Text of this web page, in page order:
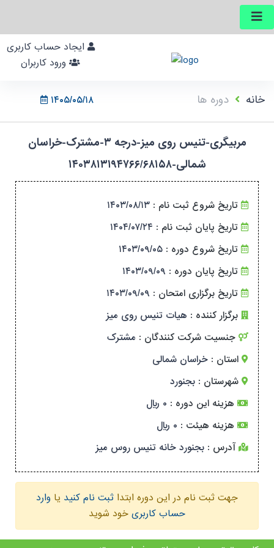
۱۴۰۵/۰۵/۱۸ خانه دوره ها
مربیگری-تنیس روی میز-درجه ۳-مشترک-خراسان
شمالی-۱۴۰۳۸۱۳۱۹۴۷۶۶/۶۸۱۵۸
تاریخ شروع ثبت نام : ۱۴۰۳/۰۸/۱۳
تاریخ پایان ثبت نام : ۱۴۰۴/۰۷/۲۴
تاریخ شروع دوره : ۱۴۰۳/۰۹/۰۵
تاریخ پایان دوره : ۱۴۰۳/۰۹/۰۹
تاریخ برگزاری امتحان : ۱۴۰۳/۰۹/۰۹
برگزار کننده : هیات تنیس روی میز
جنسیت شرکت کنندگان : مشترک
استان : خراسان شمالی
شهرستان : بجنورد
هزینه این دوره : ۰ ریال
هزینه هیئت : ۰ ریال
آدرس : بجنورد خانه تنیس روس میز
جهت ثبت نام در این دوره ابتدا ثبت نام کنید یا وارد
حساب کاربری خود شوید